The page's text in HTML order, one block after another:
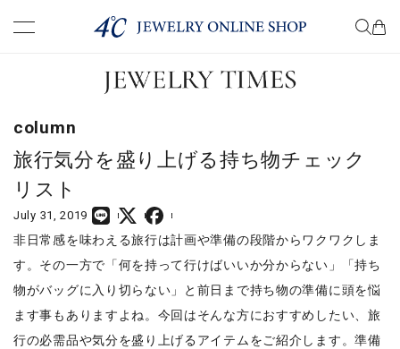
choose
wear
present
column
column
旅行気分を盛り上げる持ち物チェック
リスト
July 31, 2019
非日常感を味わえる旅行は計画や準備の段階からワクワクしま
す。その一方で「何を持って行けばいいか分からない」「持ち
物がバッグに入り切らない」と前日まで持ち物の準備に頭を悩
ます事もありますよね。今回はそんな方におすすめしたい、旅
行の必需品や気分を盛り上げるアイテムをご紹介します。準備